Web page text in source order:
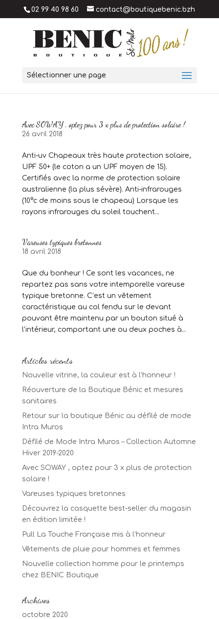
02 99 40 98 60 contact@boutiquebenic.bzh
Sélectionner une page
Avec SOWAY , optez pour 3 x plus de protection solaire !
26 avril 2018
Anti-uv Chapeaux très haute protection solaire,
UPF 50+ (le coton a un UPF moyen de 15).
Certifiés avec la norme de protection solaire
australienne (la plus sévère). Anti-infrarouges
(10°c de moins sous le chapeau) Lorsque les
rayons infrarouges du soleil touchent...
Vareuses typiques bretonnes
18 avril 2018
Que du bonheur ! Ce sont les vacances, ne
repartez pas sans votre intemporelle vareuse
typique bretonne. C’est un vêtement
caractéristique au col fendu sur le devant
pouvant être maintenu par un bouton situé à
l’intérieur, comportant une ou deux poches à...
Articles récents
Nouvelle vitrine, la couleur est à l’honneur !
Réouverture de la Boutique Bénic et mesures
sanitaires
Retour sur la boutique Bénic au défilé de mode
Intra Muros
Défilé de Mode Intra Muros – Collection Automne
Hiver 2019-2020
Avec SOWAY , optez pour 3 x plus de protection
solaire !
Vareuses typiques bretonnes
Découvrez la casquette best-seller du magasin
en édition limitée !
Pull La Touche Française mis à l’honneur
Vêtements de pluie pour hommes et femmes
Nouvelle collection homme pour le printemps
chez BENIC Boutique
Archives
octobre 2020